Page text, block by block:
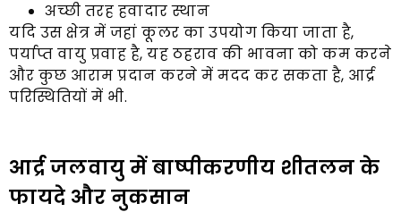
अच्छी तरह हवादार स्थान
यदि उस क्षेत्र में जहां कूलर का उपयोग किया जाता है,
पर्याप्त वायु प्रवाह है, यह ठहराव की भावना को कम करने
और कुछ आराम प्रदान करने में मदद कर सकता है, आर्द्र
परिस्थितियों में भी.
आर्द्र जलवायु में बाष्पीकरणीय शीतलन के
फायदे और नुकसान